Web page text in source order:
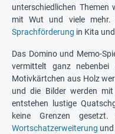
unterschiedlichen Themen
mit Wut und viele
Sprachförderung in Kita
Das Domino und Memo-
vermittelt ganz nebenbei
Motivkärtchen aus Holz
und die Bilder werden mit
entstehen lustige
keine Grenzen
Wortschatzerweiterung